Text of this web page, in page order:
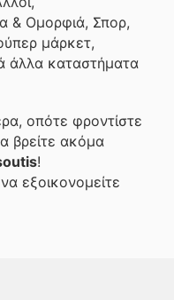
& Ομορφιά, Σπορ,
μάρκετ,
άλλα καταστήματα
οπότε φροντίστε
βρείτε ακόμα
!
εξοικονομείτε